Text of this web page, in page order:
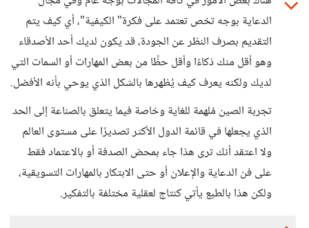
الدعاية بوجه تخص تعتمد على فكرة" الكيفية"، أي كيف يتم
التقديم بصرف النظر عن الجودة، قد يكون لديك أحد الأصدقاء
وهو أقل منك ذكاءًا وأقل حظًا من بعض المهارات أو السمات التي
لديك ولكنه يعرف كيف يُظهرها بالشكل الذي يوحي بأنه الأفضل.
تجربة الصين مُلهمة للغاية وخاصة فيما يتعلق بالصناعة إلى الحد
الذي يجعلها في قائمة الدول الأكثر تصديرًا على مستوى العالم
ولا اعتقد أنك ترى هذا جاء بمحض الصدفة أو بالاعتماد فقط
على فن الدعاية والإعلان أو حتى الابتكار بالمهارات التسويقية،
ولكن هذا بالطبع يأتي كنتاج لعقلية مختلفة بالتفكير.